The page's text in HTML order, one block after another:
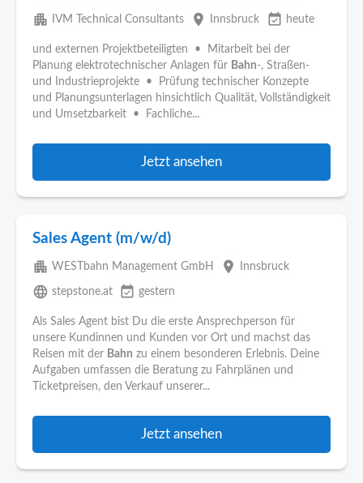
apartment IVM Technical Consultants place Innsbruck event_available heute
und externen Projektbeteiligten • Mitarbeit bei der
Planung elektrotechnischer Anlagen für Bahn-, Straßen-
und Industrieprojekte • Prüfung technischer Konzepte
und Planungsunterlagen hinsichtlich Qualität, Vollständigkeit
und Umsetzbarkeit • Fachliche...
Jetzt ansehen
Sales Agent (m/w/d)
apartment WESTbahn Management GmbH place Innsbruck
language stepstone.at event_available gestern
Als Sales Agent bist Du die erste Ansprechperson für
unsere Kundinnen und Kunden vor Ort und machst das
Reisen mit der Bahn zu einem besonderen Erlebnis. Deine
Aufgaben umfassen die Beratung zu Fahrplänen und
Ticketpreisen, den Verkauf unserer...
Jetzt ansehen